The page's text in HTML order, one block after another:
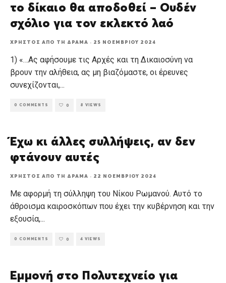
το δίκαιο θα αποδοθεί – Ουδέν
σχόλιο για τον εκλεκτό λαό
ΧΡΉΣΤΟΣ ΑΠΌ ΤΗ ΔΡΆΜΑ · 25 ΝΟΕΜΒΡΊΟΥ 2024
1) «…Ας αφήσουμε τις Αρχές και τη Δικαιοσύνη να
βρουν την αλήθεια, ας μη βιαζόμαστε, οι έρευνες
συνεχίζονται,...
0 COMMENTS 0 8 VIEWS
Έχω κι άλλες συλλήψεις, αν δεν
φτάνουν αυτές
ΧΡΉΣΤΟΣ ΑΠΌ ΤΗ ΔΡΆΜΑ · 22 ΝΟΕΜΒΡΊΟΥ 2024
Με αφορμή τη σύλληψη του Νίκου Ρωμανού. Αυτό το
άθροισμα καιροσκόπων που έχει την κυβέρνηση και την
εξουσία,...
0 COMMENTS 0 4 VIEWS
Εμμονή στο Πολυτεχνείο για